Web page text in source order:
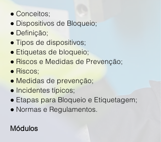
● Conceitos;
● Dispositivos de Bloqueio;
● Definição;
● Tipos de dispositivos;
● Etiquetas de bloqueio;
● Riscos e Medidas de Prevenção;
● Riscos;
● Medidas de prevenção;
● Incidentes típicos;
● Etapas para Bloqueio e Etiquetagem;
● Normas e Regulamentos.
Módulos